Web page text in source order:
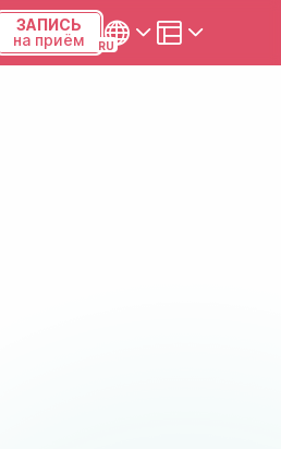
ЗАПИСЬ
на приём